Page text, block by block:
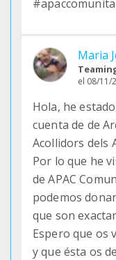
Maria
el 08/11/
Hola, he
cuenta de de
Acollidors dels
Por lo que he
de APAC
podemos
que son
Espero que os
y que ésta os